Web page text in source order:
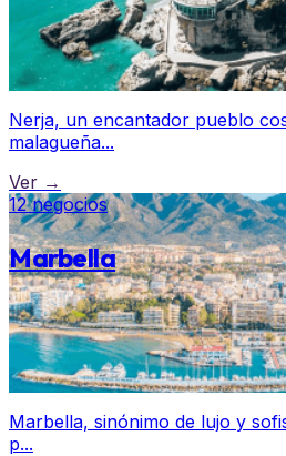
Nerja, un encantador pueblo
malagueña...
Ver →
12 negocios
Marbella
Marbella, sinónimo de lujo y
p...